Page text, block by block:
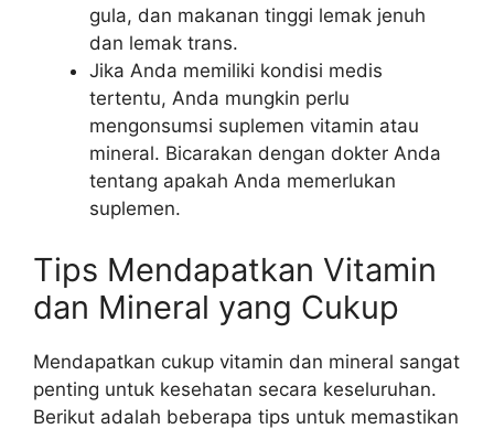
gula, dan makanan tinggi lemak jenuh
dan lemak trans.
Jika Anda memiliki kondisi medis
tertentu, Anda mungkin perlu
mengonsumsi suplemen vitamin atau
mineral. Bicarakan dengan dokter Anda
tentang apakah Anda memerlukan
suplemen.
Tips Mendapatkan Vitamin
dan Mineral yang Cukup
Mendapatkan cukup vitamin dan mineral sangat
penting untuk kesehatan secara keseluruhan.
Berikut adalah beberapa tips untuk memastikan